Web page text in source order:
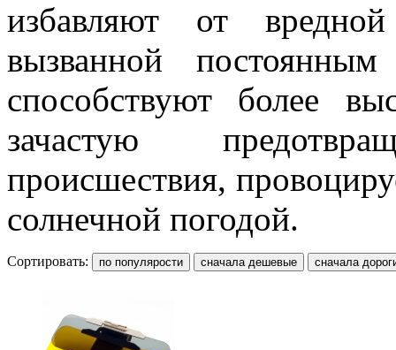
избавляют от
вызванной
способствуют более
зачастую
происшествия,
солнечной погодой.
Сортировать: